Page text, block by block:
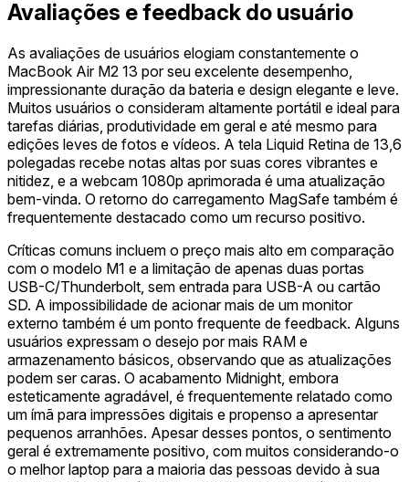
Avaliações e feedback do usuário
As avaliações de usuários elogiam constantemente o
MacBook Air M2 13 por seu excelente desempenho,
impressionante duração da bateria e design elegante e leve.
Muitos usuários o consideram altamente portátil e ideal para
tarefas diárias, produtividade em geral e até mesmo para
edições leves de fotos e vídeos. A tela Liquid Retina de 13,6
polegadas recebe notas altas por suas cores vibrantes e
nitidez, e a webcam 1080p aprimorada é uma atualização
bem-vinda. O retorno do carregamento MagSafe também é
frequentemente destacado como um recurso positivo.
Críticas comuns incluem o preço mais alto em comparação
com o modelo M1 e a limitação de apenas duas portas
USB-C/Thunderbolt, sem entrada para USB-A ou cartão
SD. A impossibilidade de acionar mais de um monitor
externo também é um ponto frequente de feedback. Alguns
usuários expressam o desejo por mais RAM e
armazenamento básicos, observando que as atualizações
podem ser caras. O acabamento Midnight, embora
esteticamente agradável, é frequentemente relatado como
um ímã para impressões digitais e propenso a apresentar
pequenos arranhões. Apesar desses pontos, o sentimento
geral é extremamente positivo, com muitos considerando-o
o melhor laptop para a maioria das pessoas devido à sua